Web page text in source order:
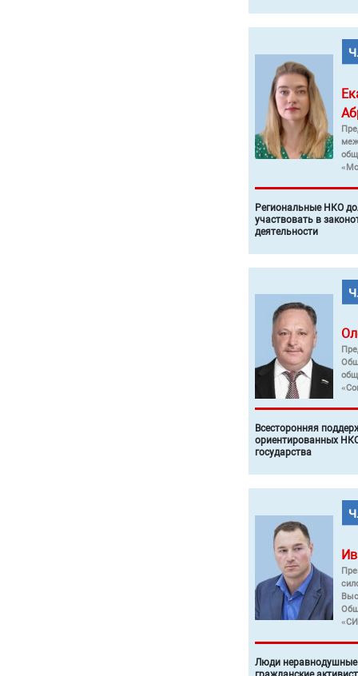
Региональные НКО
участвовать в
деятельности
Всесторонняя
ориентированных
государства
Люди неравнодушные